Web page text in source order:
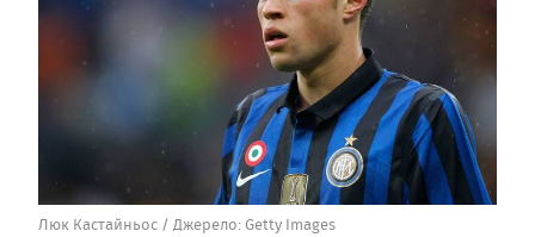
Люк Кастайньос / Джерело: Getty Images